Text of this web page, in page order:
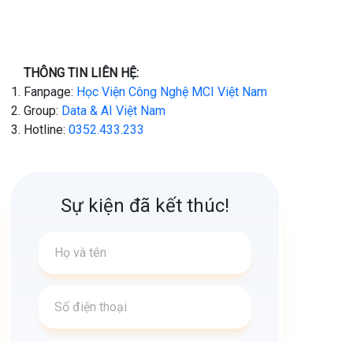
THÔNG TIN LIÊN HỆ:
Fanpage: Học Viện Công Nghệ MCI Việt Nam
Group: Data & AI Việt Nam
Hotline: 0352.433.233
Sự kiện đã kết thúc!